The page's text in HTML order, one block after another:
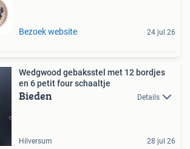
Bezoek website 24 jul 26
Wedgwood gebaksstel met 12 bordjes
en 6 petit four schaaltje
Bieden Details
Hilversum 28 jul 26